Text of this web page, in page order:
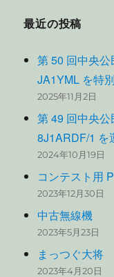
最近の投稿
第 50 回中央
JA1YML を特
2025年11月2日
第 49 回中央
8J1ARDF/1 を
2024年10月19日
コンテスト用
2023年12月30日
中古無線機
2023年5月23日
まっつぐ大将
2023年4月20日